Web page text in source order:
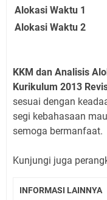
Alokasi Waktu 1
Alokasi Waktu 2
KKM dan Analisis
Kurikulum 2013
sesuai dengan
segi kebahasaan
semoga bermanfaat.
Kunjungi juga
INFORMASI LAINNYA